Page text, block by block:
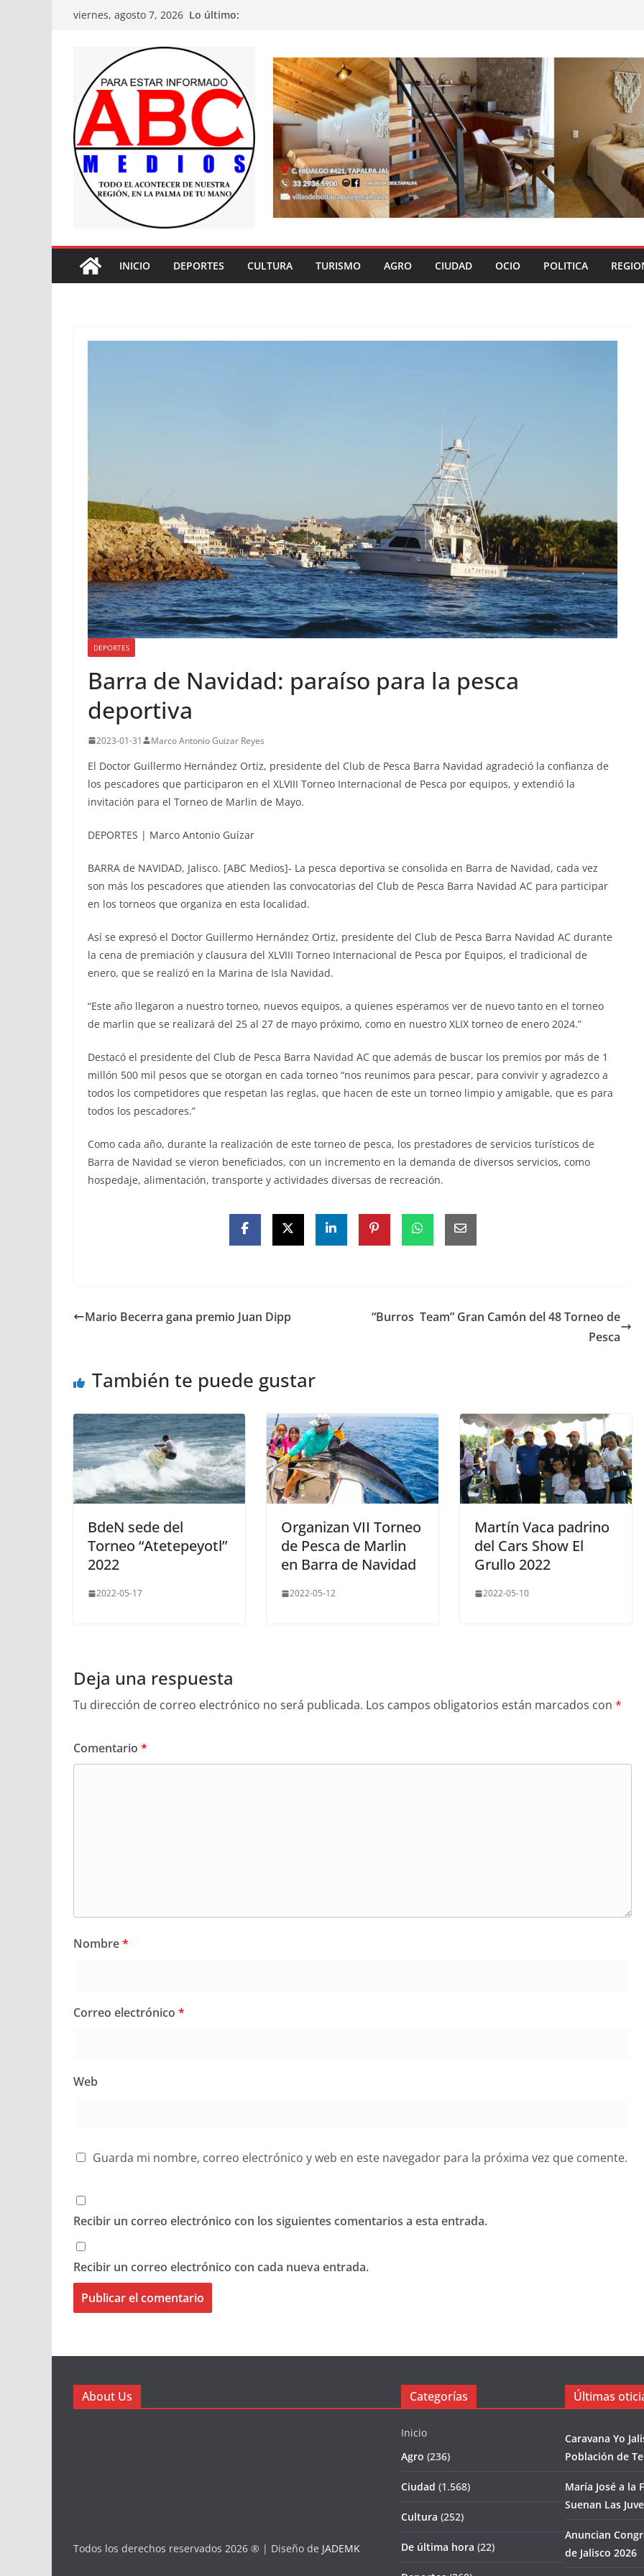
Saltarviernes, agosto 7, 2026 Lo último:
INICIO DEPORTES CULTURA TURISMO AGRO CIUDAD OCIO POLITICA
DEPORTES
Barra de Navidad: paraíso para la pesca
deportiva
2023-01-31 Marco Antonio Guizar Reyes
El Doctor Guillermo Hernández Ortiz, presidente del Club de Pesca Barra Navidad agradeció la confianza de
los pescadores que participaron en el XLVIII Torneo Internacional de Pesca por equipos, y extendió la
invitación para el Torneo de Marlin de Mayo.
DEPORTES | Marco Antonio Guízar
BARRA de NAVIDAD, Jalisco. [ABC Medios]- La pesca deportiva se consolida en Barra de Navidad, cada vez
son más los pescadores que atienden las convocatorias del Club de Pesca Barra Navidad AC para participar
en los torneos que organiza en esta localidad.
Así se expresó el Doctor Guillermo Hernández Ortiz, presidente del Club de Pesca Barra Navidad AC durante
la cena de premiación y clausura del XLVIII Torneo Internacional de Pesca por Equipos, el tradicional de
enero, que se realizó en la Marina de Isla Navidad.
“Este año llegaron a nuestro torneo, nuevos equipos, a quienes esperamos ver de nuevo tanto en el torneo
de marlin que se realizará del 25 al 27 de mayo próximo, como en nuestro XLIX torneo de enero 2024.”
Destacó el presidente del Club de Pesca Barra Navidad AC que además de buscar los premios por más de 1
millón 500 mil pesos que se otorgan en cada torneo “nos reunimos para pescar, para convivir y agradezco a
todos los competidores que respetan las reglas, que hacen de este un torneo limpio y amigable, que es para
todos los pescadores.”
Como cada año, durante la realización de este torneo de pesca, los prestadores de servicios turísticos de
Barra de Navidad se vieron beneficiados, con un incremento en la demanda de diversos servicios, como
hospedaje, alimentación, transporte y actividades diversas de recreación.
Mario Becerra gana premio Juan Dipp
“Burros Team” Gran Camón del 48 Torneo de
Pesca
También te puede gustar
BdeN sede del
Torneo “Atetepeyotl”
2022
2022-05-17
Organizan VII Torneo
de Pesca de Marlin
en Barra de Navidad
2022-05-12
Martín Vaca padrino
del Cars Show El
Grullo 2022
2022-05-10
Deja una respuesta
Tu dirección de correo electrónico no será publicada. Los campos obligatorios están marcados con *
Comentario *
Nombre*
Correo electrónico *
Web
Guarda mi nombre, correo electrónico y web en este navegador para la próxima vez que comente.
Recibir un correo electrónico con los siguientes comentarios a esta entrada.
Recibir un correo electrónico con cada nueva entrada.
About Us
Todos los derechos reservados 2026 ® | Diseño de JADEMK
Categorías
Inicio
Agro (236)
Ciudad (1.568)
Cultura (252)
De última hora (22)
Últimas
Caravana Yo
Población de
María José a la
Suenan Las
Anuncian
de Jalisco 2026